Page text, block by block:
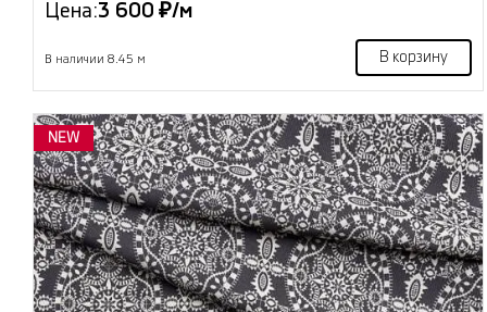
Цена:3 600 ₽/м
В наличии 8.45 м В корзину
NEW